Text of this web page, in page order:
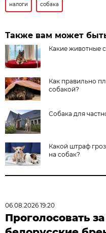
налоги собака
Также вам может
Какие животные
Как правильно
собакой?
Собака для
Какой штраф
на собак?
06.08.2026 19:20
Проголосовать